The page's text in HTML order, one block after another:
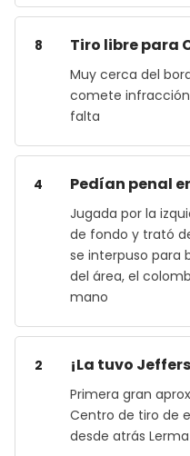
8 Tiro libre para
Muy cerca del
comete
falta
4 Pedían penal
Jugada por la
de fondo y trató
se interpuso para
del área, el
mano
2 ¡La tuvo
Primera gran
Centro de tiro de
desde atrás